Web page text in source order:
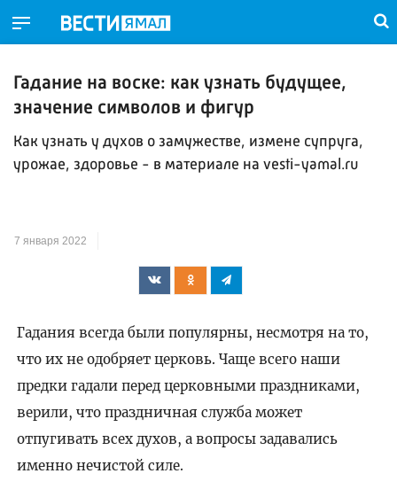
Гадание на воске: как узнать будущее,
значение символов и фигур
Как узнать у духов о замужестве, измене супруга,
урожае, здоровье - в материале на vesti-yamal.ru
7 января 2022
Гадания всегда были популярны, несмотря на то,
что их не одобряет церковь. Чаще всего наши
предки гадали перед церковными праздниками,
верили, что праздничная служба может
отпугивать всех духов, а вопросы задавались
именно нечистой силе.